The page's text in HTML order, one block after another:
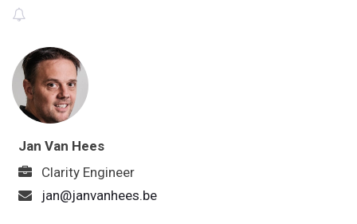
Jan Van Hees
Clarity Engineer
jan@janvanhees.be